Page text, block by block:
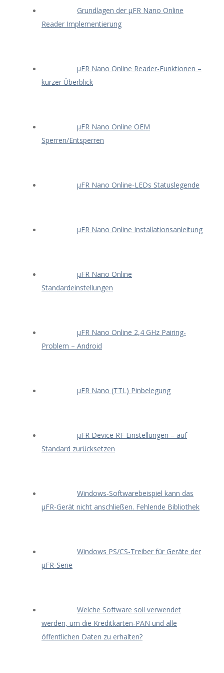
Grundlagen der μFR Nano Online
Reader Implementierung
μFR Nano Online Reader-Funktionen –
kurzer Überblick
μFR Nano Online OEM
Sperren/Entsperren
μFR Nano Online-LEDs Statuslegende
μFR Nano Online Installationsanleitung
μFR Nano Online
Standardeinstellungen
μFR Nano Online 2,4 GHz Pairing-
Problem – Android
μFR Nano (TTL) Pinbelegung
μFR Device RF Einstellungen – auf
Standard zurücksetzen
Windows-Softwarebeispiel kann das
μFR-Gerät nicht anschließen. Fehlende Bibliothek
Windows PS/CS-Treiber für Geräte der
μFR-Serie
Welche Software soll verwendet
werden, um die Kreditkarten-PAN und alle
öffentlichen Daten zu erhalten?